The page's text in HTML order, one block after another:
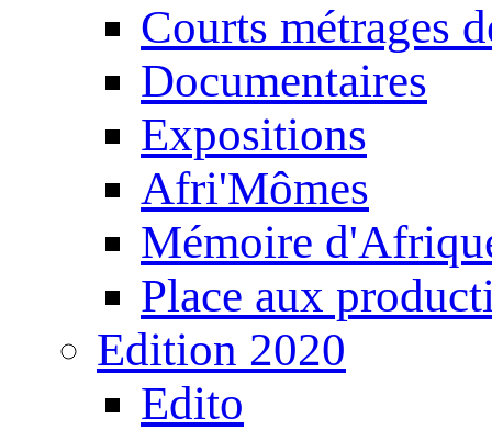
Courts métrages
Documentaires
Expositions
Afri'Mômes
Mémoire
Place aux
Edition 2020
Edito